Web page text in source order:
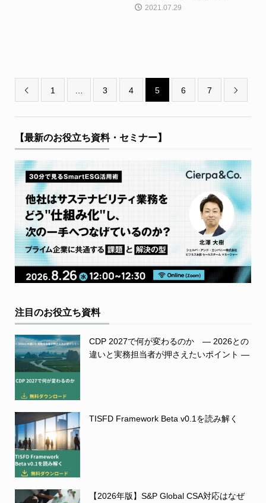
2021.07.29
 1 3 4 5 6 7 
【最新のお役立ち資料・セミナー】
注目のお役立ち資料
CDP 2027で何が変わるのか ― 2026との
違いと実務担当者が押さえたいポイント ―
TISFD Framework Beta v0.1を読み解く
【2026年版】S&P Global CSA対応はなぜ